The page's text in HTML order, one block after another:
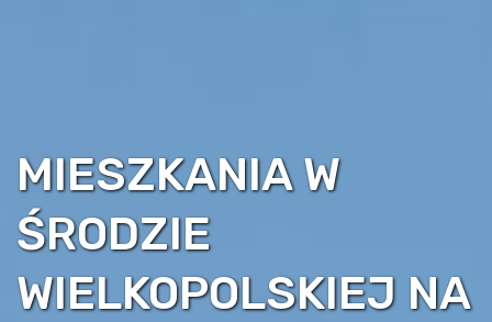
MIESZKANIA W
ŚRODZIE
WIELKOPOLSKIEJ NA